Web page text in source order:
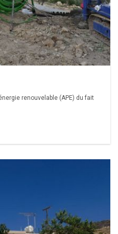
renouvelable (APE) du fait